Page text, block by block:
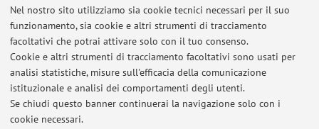
Nel nostro sito utilizziamo sia cookie tecnici necessari per il suo
funzionamento, sia cookie e altri strumenti di tracciamento
facoltativi che potrai attivare solo con il tuo consenso.
Cookie e altri strumenti di tracciamento facoltativi sono usati per
analisi statistiche, misure sull'efficacia della comunicazione
istituzionale e analisi dei comportamenti degli utenti.
Se chiudi questo banner continuerai la navigazione solo con i
cookie necessari.
Ultimi avvisi
Lezioni del 12 dicembre
Pubblicato il: 05 dicembre 2025